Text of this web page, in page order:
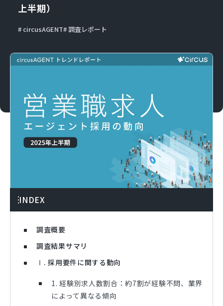
上半期）
circusAGENT 調査レポート
INDEX
調査概要
調査結果サマリ
Ⅰ. 採用要件に関する動向
1. 経験別求人数割合：約7割が経験不問、業界
によって異なる傾向